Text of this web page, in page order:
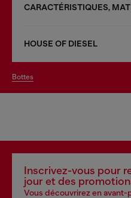
CARACTÉRISTIQUES,
HOUSE OF DIESEL
bottes
Inscrivez-vous pour
jour et des
Vous découvrirez en